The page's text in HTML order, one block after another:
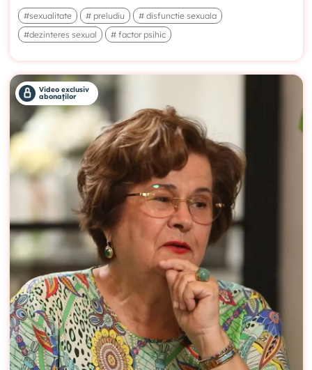
#sexualitate # preludiu
# disfunctie sexuala
#dezinteres sexual
# factor psihic
Video exclusiv
abonaților